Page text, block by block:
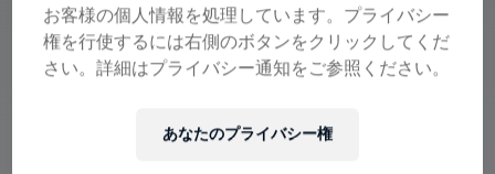
お客様の個人情報を処理しています。プライバシー
権を行使するには右側のボタンをクリックしてくだ
さい。詳細はプライバシー通知をご参照ください。
あなたのプライバシー権